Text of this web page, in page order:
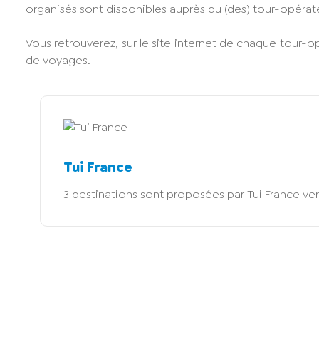
organisés sont disponibles auprès du (des) tour-
Vous retrouverez, sur le site internet de chaque tour-
de voyages.
Tui France
3 destinations sont proposées par Tui France